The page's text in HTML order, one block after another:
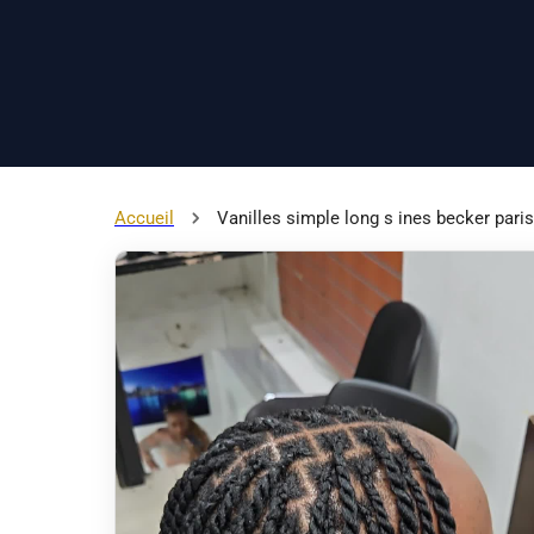
Accueil Vanilles simple long s ines becker